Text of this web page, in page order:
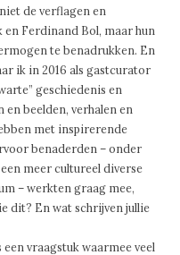
de verflagen en
Ferdinand Bol, maar hun
te benadrukken. En
ik in 2016 als gastcurator
geschiedenis en
beelden, verhalen en
met inspirerende
benaderden – onder
meer cultureel diverse
– werkten graag mee,
dit? En wat schrijven jullie
vraagstuk waarmee veel